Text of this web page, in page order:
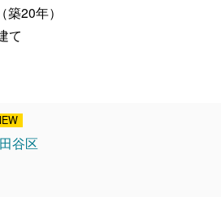
20年）
て
谷区